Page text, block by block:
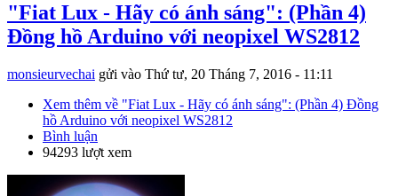
"Fiat Lux - Hãy có ánh sáng": (Phần 4)
Đồng hồ Arduino với neopixel WS2812
monsieurvechai gửi vào Thứ tư, 20 Tháng 7, 2016 - 11:11
Xem thêm về "Fiat Lux - Hãy có ánh sáng": (Phần 4) Đồng
hồ Arduino với neopixel WS2812
Bình luận
94293 lượt xem